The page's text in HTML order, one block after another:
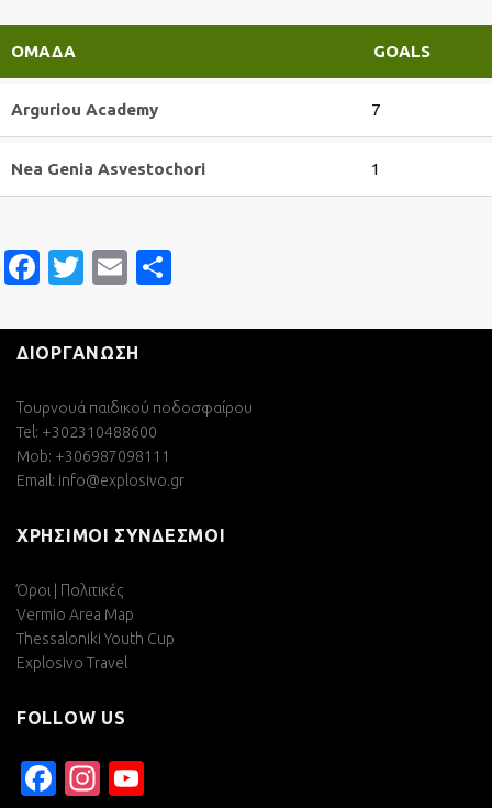
ΟΜΆΔΑ GOALS
Arguriou Academy 7
Nea Genia Asvestochori 1
Facebook
Twitter
Email
ΔΙΟΡΓΑΝΩΣΗ
Τουρνουά παιδικού ποδοσφαίρου
Tel: +302310488600
Mob: +306987098111
Email: info@explosivo.gr
ΧΡΗΣΙΜΟΙ ΣΥΝΔΕΣΜΟΙ
Όροι | Πολιτικές
Vermio Area Map
Thessaloniki Youth Cup
Explosivo Travel
FOLLOW US
Facebook
Instagram